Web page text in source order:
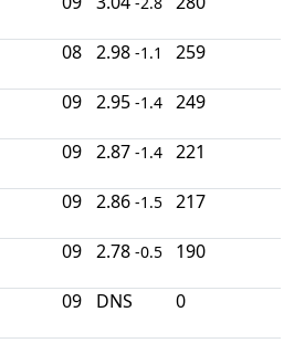
08 2.98 -1.1 259
09 2.95 -1.4 249
09 2.87 -1.4 221
09 2.86 -1.5 217
09 2.78 -0.5 190
09 DNS 0